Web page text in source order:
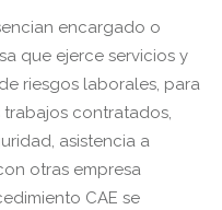
encargado o
que ejerce servicios y
riesgos laborales, para
contratados,
asistencia a
otras empresa
CAE se